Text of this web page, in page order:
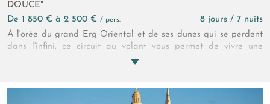
DOUCE"
de 1 850 € à 2 500 € / pers.
8 jours / 7 nuits
À l'orée du grand Erg Oriental et de ses dunes qui se perdent
dans l'infini, ce circuit au volant vous permet de vivre une
aventure accessible et sans fards. Des paysages arides et
célèbre Chott El Jerid, roulez à votre rythme !